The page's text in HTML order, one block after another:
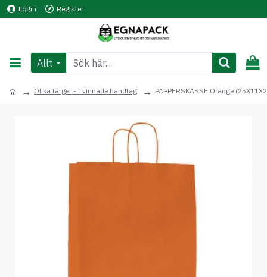
Login Register
Allt
Olika färger - Tvinnade handtag PAPPERSKASSE Orange